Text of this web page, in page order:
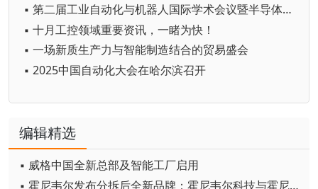
▪ 第二届工业自动化与机器人国际学术会议暨半导体与集成电路创新论坛成功举办
▪ 十月工控领域重要资讯，一睹为快！
▪ 一场新质生产力与智能制造结合的贸易盛会
▪ 2025中国自动化大会在哈尔滨召开
编辑精选
▪ 威格中国全新总部及智能工厂启用
▪ 霍尼韦尔发布分拆后全新品牌：霍尼韦尔科技与霍尼韦尔航空航天